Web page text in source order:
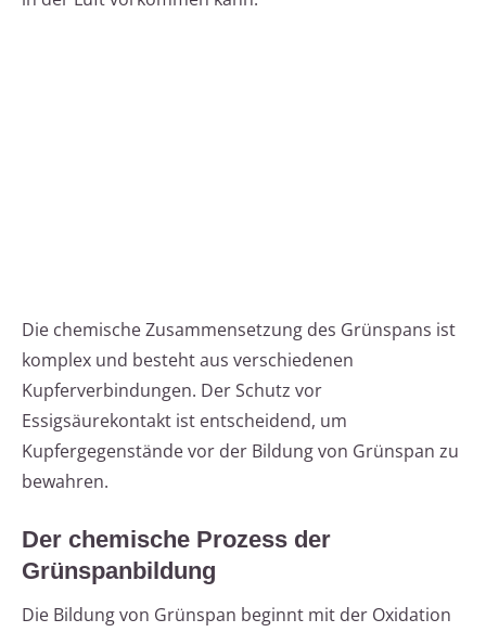
Die chemische Zusammensetzung des Grünspans ist
komplex und besteht aus verschiedenen
Kupferverbindungen. Der Schutz vor
Essigsäurekontakt ist entscheidend, um
Kupfergegenstände vor der Bildung von Grünspan zu
bewahren.
Der chemische Prozess der
Grünspanbildung
Die Bildung von Grünspan beginnt mit der Oxidation